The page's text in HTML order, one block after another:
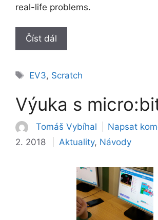
real-life problems.
Číst dál
Štítky
EV3, Scratch
Výuka s
Tomáš Vybíhal Napsat
2. 2018
Rubriky
Aktuality, Návody